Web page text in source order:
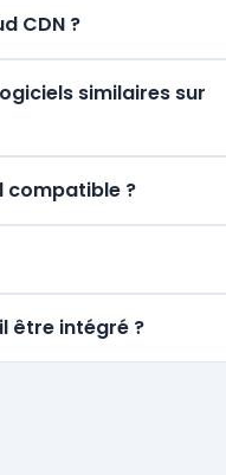
CDN ?
similaires sur
compatible ?
être intégré ?